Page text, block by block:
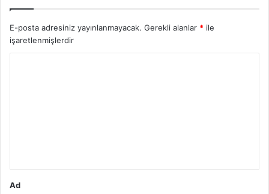
E-posta adresiniz yayınlanmayacak. Gerekli alanlar * ile
işaretlenmişlerdir
Ad